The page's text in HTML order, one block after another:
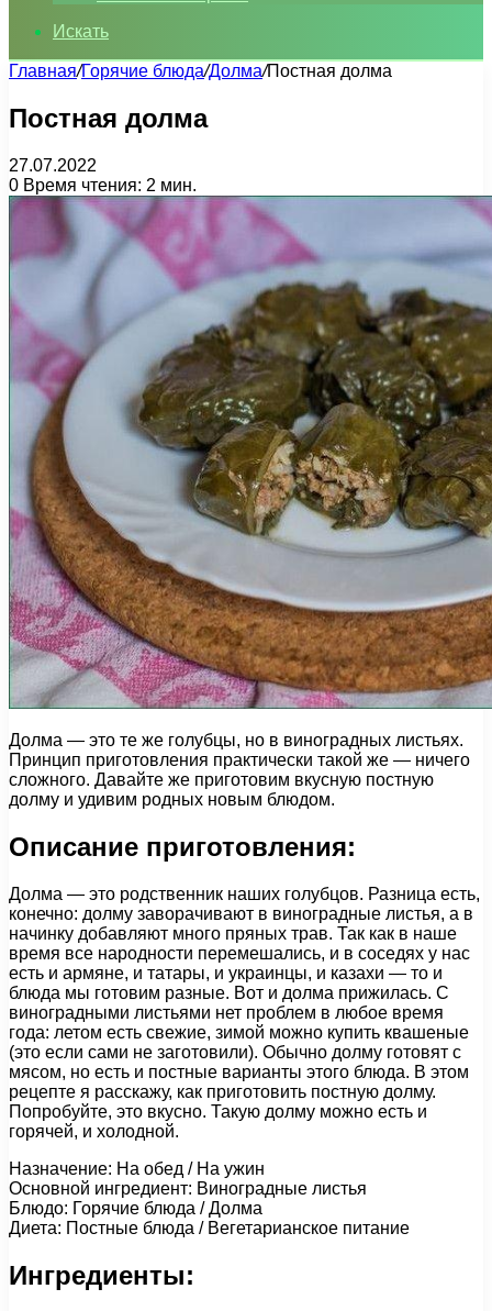
Искать
Главная/Горячие блюда/Долма/Постная долма
Постная долма
27.07.2022
0 Время чтения: 2 мин.
Долма — это те же голубцы, но в виноградных листьях.
Принцип приготовления практически такой же — ничего
сложного. Давайте же приготовим вкусную постную
долму и удивим родных новым блюдом.
Описание приготовления:
Долма — это родственник наших голубцов. Разница есть,
конечно: долму заворачивают в виноградные листья, а в
начинку добавляют много пряных трав. Так как в наше
время все народности перемешались, и в соседях у нас
есть и армяне, и татары, и украинцы, и казахи — то и
блюда мы готовим разные. Вот и долма прижилась. С
виноградными листьями нет проблем в любое время
года: летом есть свежие, зимой можно купить квашеные
(это если сами не заготовили). Обычно долму готовят с
мясом, но есть и постные варианты этого блюда. В этом
рецепте я расскажу, как приготовить постную долму.
Попробуйте, это вкусно. Такую долму можно есть и
горячей, и холодной.
Назначение: На обед / На ужин
Основной ингредиент: Виноградные листья
Блюдо: Горячие блюда / Долма
Диета: Постные блюда / Вегетарианское питание
Ингредиенты: